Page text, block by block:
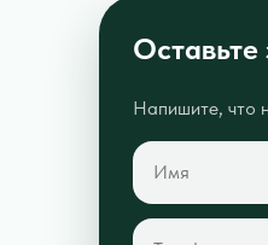
Оставьте
Напишите, что